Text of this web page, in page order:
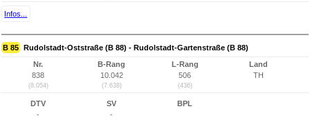
Infos...
B 85 Rudolstadt-Oststraße (B 88) - Rudolstadt-Gartenstraße (B 88)
Nr.
838
(8.054)
B-Rang
10.042
(7.638)
L-Rang
506
(436)
Land
TH
DTV
-
SV
-
BPL